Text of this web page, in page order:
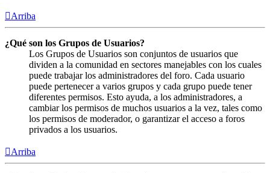
Arriba
¿Qué son los Grupos de Usuarios?
Los Grupos de Usuarios son conjuntos de usuarios que
dividen a la comunidad en sectores manejables con los cuales
puede trabajar los administradores del foro. Cada usuario
puede pertenecer a varios grupos y cada grupo puede tener
diferentes permisos. Esto ayuda, a los administradores, a
cambiar los permisos de muchos usuarios a la vez, tales como
los permisos de moderador, o garantizar el acceso a foros
privados a los usuarios.
Arriba